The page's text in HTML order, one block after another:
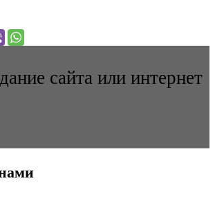
сайта или интернет